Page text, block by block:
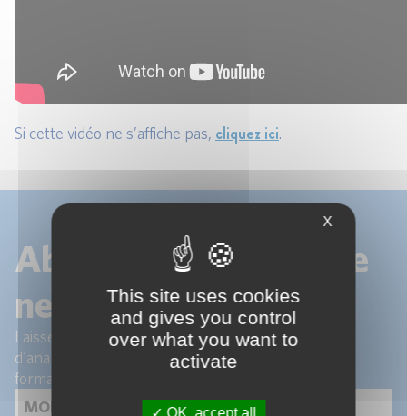
Si cette vidéo ne s’affiche pas, cliquez ici.
Abonnez-vous à notre
newsletter !
Laissez-nous votre email pour recevoir les articles
d'analyse de nos experts et les actualités de nos
formations.
X
This site uses cookies
and gives you control
over what you want to
activate
OK, accept all